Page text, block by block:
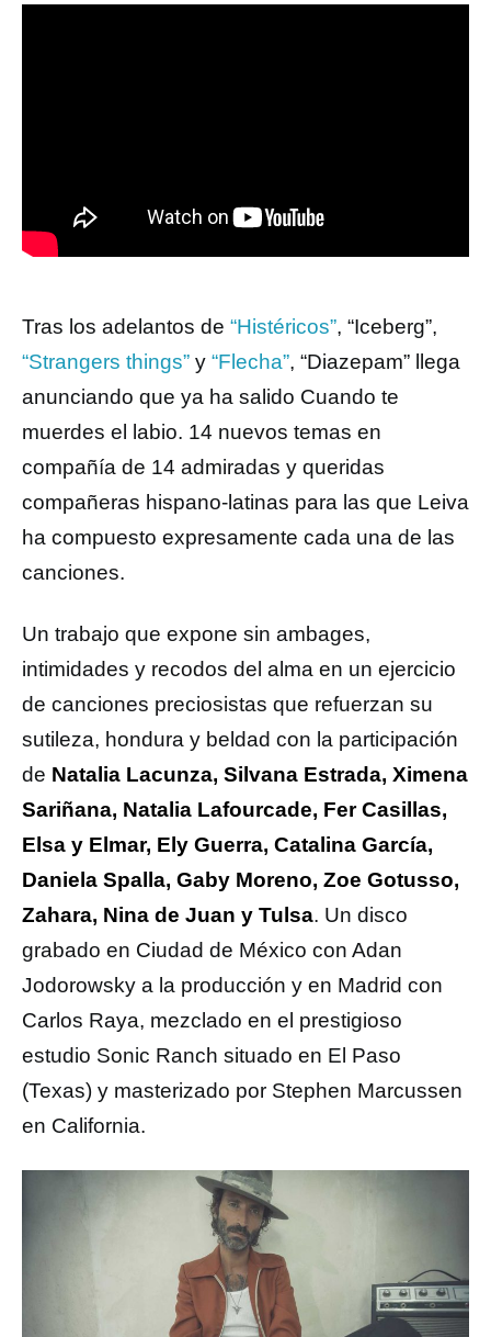
Tras los adelantos de “Histéricos”, “Iceberg”,
“Strangers things” y “Flecha”, “Diazepam” llega
anunciando que ya ha salido Cuando te
muerdes el labio. 14 nuevos temas en
compañía de 14 admiradas y queridas
compañeras hispano-latinas para las que Leiva
ha compuesto expresamente cada una de las
canciones.
Un trabajo que expone sin ambages,
intimidades y recodos del alma en un ejercicio
de canciones preciosistas que refuerzan su
sutileza, hondura y beldad con la participación
de Natalia Lacunza, Silvana Estrada, Ximena
Sariñana, Natalia Lafourcade, Fer Casillas,
Elsa y Elmar, Ely Guerra, Catalina García,
Daniela Spalla, Gaby Moreno, Zoe Gotusso,
Zahara, Nina de Juan y Tulsa. Un disco
grabado en Ciudad de México con Adan
Jodorowsky a la producción y en Madrid con
Carlos Raya, mezclado en el prestigioso
estudio Sonic Ranch situado en El Paso
(Texas) y masterizado por Stephen Marcussen
en California.